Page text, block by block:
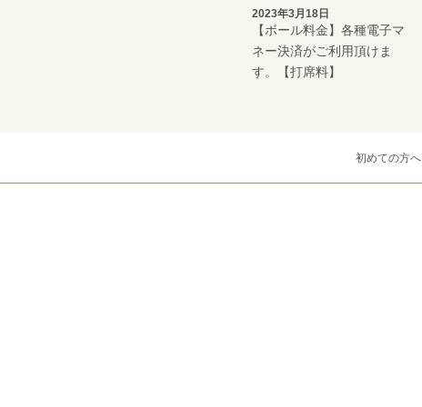
2023年3月18日
【ボール料金】各種電子マ
ネー決済がご利用頂けま
す。【打席料】
初めての方へ